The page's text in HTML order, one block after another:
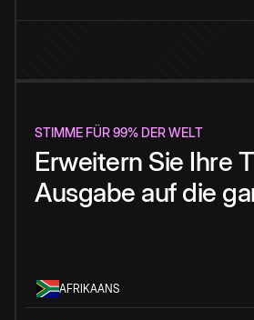
STIMME FÜR 99% DER WELT
Erweitern Sie Ihre
Ausgabe auf die
AFRIKAANS